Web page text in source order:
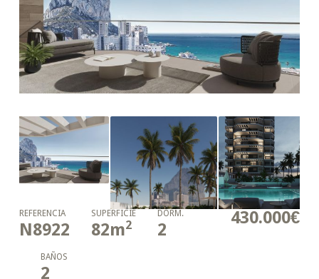
430.000€
REFERENCIA
N8922
SUPERFICIE
82m2
DORM.
2
BAÑOS
2